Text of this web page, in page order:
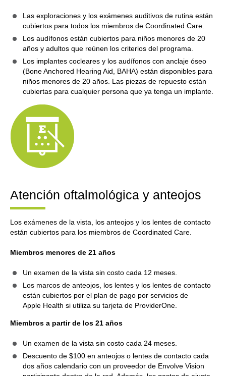
Las exploraciones y los exámenes auditivos de rutina están
cubiertos para todos los miembros de Coordinated Care.
Los audífonos están cubiertos para niños menores de 20
años y adultos que reúnen los criterios del programa.
Los implantes cocleares y los audífonos con anclaje óseo
(Bone Anchored Hearing Aid, BAHA) están disponibles para
niños menores de 20 años. Las piezas de repuesto están
cubiertas para cualquier persona que ya tenga un implante.
Atención oftalmológica y anteojos
Los exámenes de la vista, los anteojos y los lentes de contacto
están cubiertos para los miembros de Coordinated Care.
Miembros menores de 21 años
Un examen de la vista sin costo cada 12 meses.
Los marcos de anteojos, los lentes y los lentes de contacto
están cubiertos por el plan de pago por servicios de
Apple Health si utiliza su tarjeta de ProviderOne.
Miembros a partir de los 21 años
Un examen de la vista sin costo cada 24 meses.
Descuento de $100 en anteojos o lentes de contacto cada
dos años calendario con un proveedor de Envolve Vision